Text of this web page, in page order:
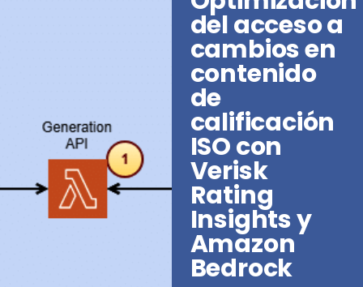
del acceso a
cambios en
contenido
de
calificación
ISO con
Verisk
Rating
Insights y
Amazon
Bedrock